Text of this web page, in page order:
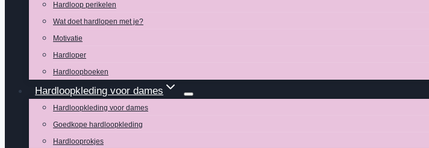
Hardloop perikelen
Wat doet hardlopen met je?
Motivatie
Hardloper
Hardloopboeken
Hardloopkleding voor dames
Hardloopkleding voor dames
Goedkope hardloopkleding
Hardlooprokjes